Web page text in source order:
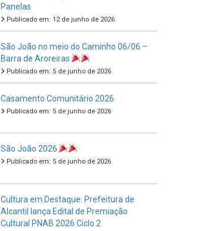
Panelas
Publicado em: 12 de junho de 2026
São João no meio do Caminho 06/06 –
Barra de Aroreiras
Publicado em: 5 de junho de 2026
Casamento Comunitário 2026
Publicado em: 5 de junho de 2026
São João 2026
Publicado em: 5 de junho de 2026
Cultura em Destaque: Prefeitura de
Alcantil lança Edital de Premiação
Cultural PNAB 2026 Ciclo 2